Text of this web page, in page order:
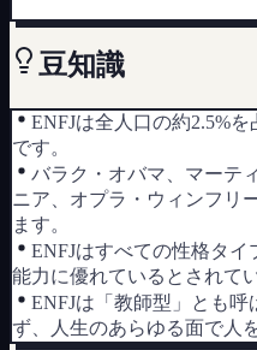
豆知識
ENFJは全人口の約2.5%
です。
バラク・オバマ、マーテ
ニア、オプラ・ウィンフリ
ます。
ENFJはすべての性格タ
能力に優れているとされて
ENFJは「教師型」とも
ず、人生のあらゆる面で人